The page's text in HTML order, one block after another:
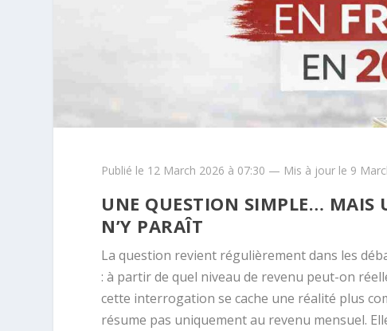
Publié le 12 March 2026 à 07:30 — Mis à jour le 9
UNE QUESTION SIMPLE… MAIS
N’Y PARAÎT
La question revient régulièrement dans les
: à partir de quel niveau de revenu peut-on
cette interrogation se cache une réalité plus
résume pas uniquement au revenu mensuel.